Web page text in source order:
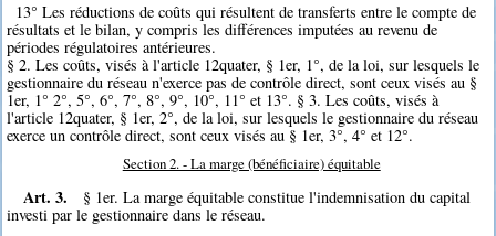
13° Les réductions de coûts qui résultent de transferts entre le compte de
résultats et le bilan, y compris les différences imputées au revenu de
périodes régulatoires antérieures.
§ 2. Les coûts, visés à l'article 12quater, § 1er, 1°, de la loi, sur lesquels le
gestionnaire du réseau n'exerce pas de contrôle direct, sont ceux visés au §
1er, 1° 2°, 5°, 6°, 7°, 8°, 9°, 10°, 11° et 13°. § 3. Les coûts, visés à
l'article 12quater, § 1er, 2°, de la loi, sur lesquels le gestionnaire du réseau
exerce un contrôle direct, sont ceux visés au § 1er, 3°, 4° et 12°.
Section 2. - La marge (bénéficiaire) équitable
Art. 3.
§ 1er. La marge équitable constitue l'indemnisation du capital
investi par le gestionnaire dans le réseau.